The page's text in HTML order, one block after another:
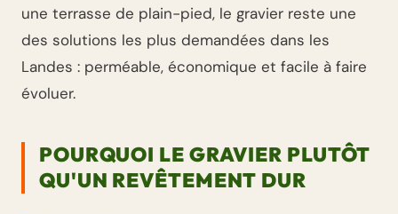
une terrasse de plain-pied, le gravier reste une
des solutions les plus demandées dans les
Landes : perméable, économique et facile à faire
évoluer.
POURQUOI LE GRAVIER PLUTÔT
QU'UN REVÊTEMENT DUR